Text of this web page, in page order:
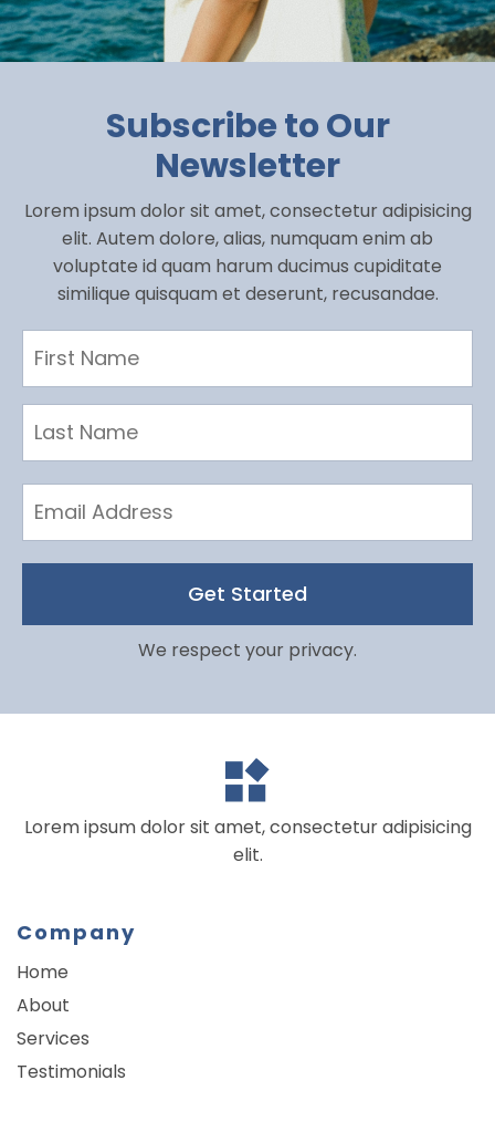
Subscribe to Our
Newsletter
Lorem ipsum dolor sit amet, consectetur adipisicing
elit. Autem dolore, alias, numquam enim ab
voluptate id quam harum ducimus cupiditate
similique quisquam et deserunt, recusandae.
Get Started
We respect your privacy.
Lorem ipsum dolor sit amet, consectetur adipisicing
elit.
Company
Home
About
Services
Testimonials